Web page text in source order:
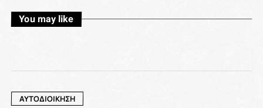
You may like
ΑΥΤΟΔΙΟΙΚΗΣΗ